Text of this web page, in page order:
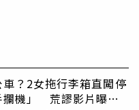
？2女拖行李箱直闖停
攔機」 荒謬影片曝網